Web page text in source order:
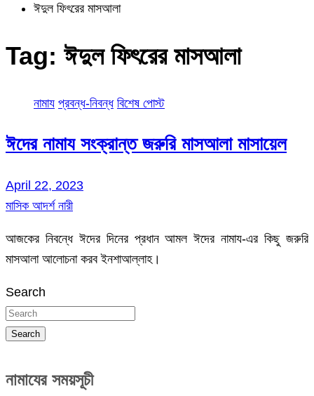
ঈদুল ফিৎরের মাসআলা
Tag: ঈদুল ফিৎরের মাসআলা
নামায প্রবন্ধ-নিবন্ধ বিশেষ পোস্ট
ঈদের নামায সংক্রান্ত জরুরি মাসআলা মাসায়েল
April 22, 2023
মাসিক আদর্শ নারী
আজকের নিবন্ধে ঈদের দিনের প্রধান আমল ঈদের নামায-এর কিছু জরুরি
মাসআলা আলোচনা করব ইনশাআল্লাহ।
Search
Search
নামাযের সময়সূচী